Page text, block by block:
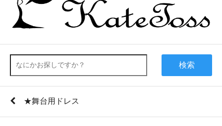
検索
★舞台用ドレス